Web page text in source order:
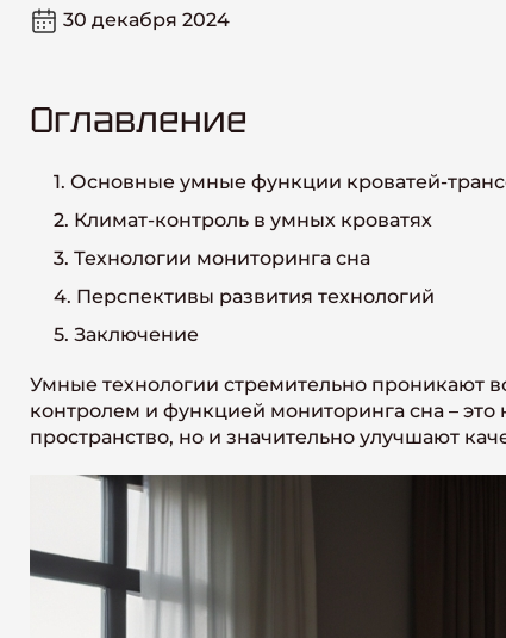
30 декабря 2024
Оглавление
1. Основные умные функции кроватей-
2. Климат-контроль в умных кроватях
3. Технологии мониторинга сна
4. Перспективы развития технологий
5. Заключение
Умные технологии стремительно проникают
контролем и функцией мониторинга сна –
пространство, но и значительно улучшают